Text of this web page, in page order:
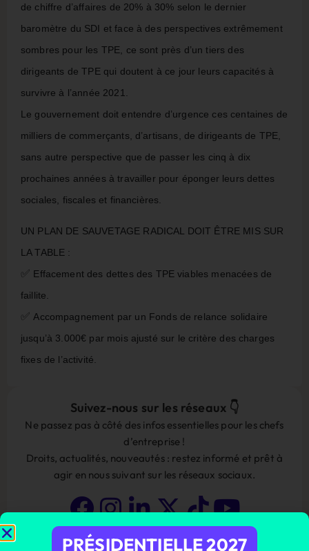
de chiffre d’affaires de 20% à 30% selon le dernier
baromètre du SDI et face à des perspectives extrêmement
sombres pour les TPE, ce sont près d’un tiers des
dirigeants de TPE qui doutent à ce jour leurs capacités à
survivre à l’année 2021.
Le gouvernement doit entendre d’urgence ces centaines de
milliers de commerçants, d’artisans, de dirigeants de TPE,
sans autre perspective que de passer les cinq à dix
prochaines années à travailler pour éponger leurs dettes
sociales, fiscales et financières.
UN PLAN DE SAUVETAGE RADICAL DOIT ÊTRE MIS SUR
LA TABLE :
✅ Effacement des dettes des TPE viables menacées de
faillite.
✅ Accompagnement par un Fonds de relance solidaire
jusqu’à 3.000€ par mois ajusté sur le critère des charges
fixes de l’activité.
Suivez-nous sur les réseaux 👇
Ne passez pas à côté des infos essentielles pour les chefs
d’entreprise !
Droits, actualités, nouveautés : restez informé et prêt à
agir en nous suivant sur les réseaux sociaux.
PRÉSIDENTIELLE 2027